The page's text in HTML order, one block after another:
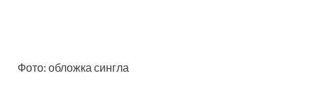
Фото: обложка сингла